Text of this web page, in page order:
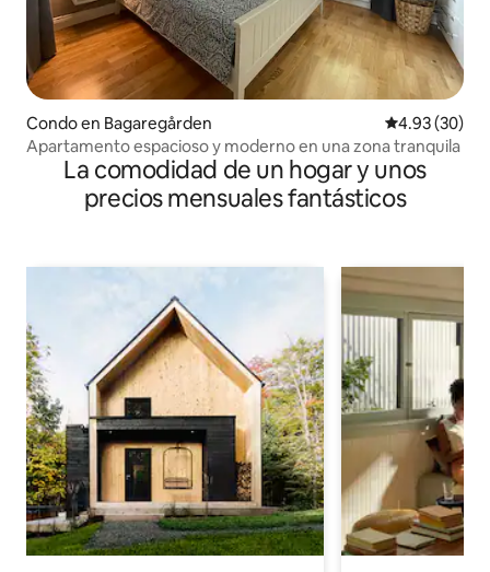
Condo en Bagaregården Calificación
4.93 (30)
Apartamento espacioso y moderno en una zona tranquila
La comodidad de un hogar y unos
precios mensuales fantásticos